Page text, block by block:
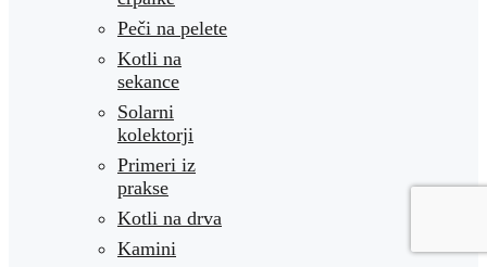
Peči na pelete
Kotli na
sekance
Solarni
kolektorji
Primeri iz
prakse
Kotli na drva
Kamini